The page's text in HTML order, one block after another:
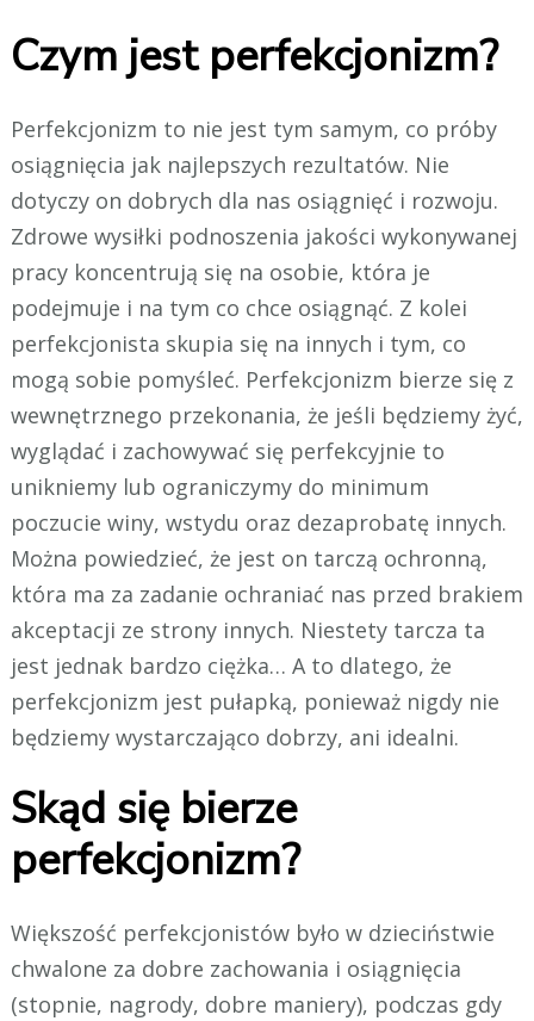
Czym jest perfekcjonizm?
Perfekcjonizm to nie jest tym samym, co próby
osiągnięcia jak najlepszych rezultatów. Nie
dotyczy on dobrych dla nas osiągnięć i rozwoju.
Zdrowe wysiłki podnoszenia jakości wykonywanej
pracy koncentrują się na osobie, która je
podejmuje i na tym co chce osiągnąć. Z kolei
perfekcjonista skupia się na innych i tym, co
mogą sobie pomyśleć. Perfekcjonizm bierze się z
wewnętrznego przekonania, że jeśli będziemy żyć,
wyglądać i zachowywać się perfekcyjnie to
unikniemy lub ograniczymy do minimum
poczucie winy, wstydu oraz dezaprobatę innych.
Można powiedzieć, że jest on tarczą ochronną,
która ma za zadanie ochraniać nas przed brakiem
akceptacji ze strony innych. Niestety tarcza ta
jest jednak bardzo ciężka… A to dlatego, że
perfekcjonizm jest pułapką, ponieważ nigdy nie
będziemy wystarczająco dobrzy, ani idealni.
Skąd się bierze
perfekcjonizm?
Większość perfekcjonistów było w dzieciństwie
chwalone za dobre zachowania i osiągnięcia
(stopnie, nagrody, dobre maniery), podczas gdy